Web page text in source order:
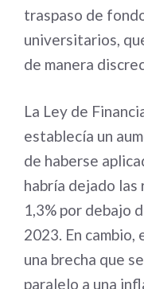
traspaso de
universitarios,
de manera
La Ley de
establecía un
de haberse
habría dejado las
1,3% por debajo
2023. En
una brecha que
paralelo a una